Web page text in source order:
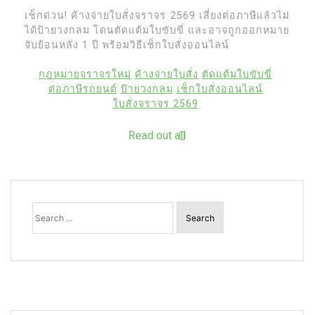
เช็กด่วน! ค้างจ่ายใบสั่งจราจร 2569 เสี่ยงต่อภาษีแล้วไม่
ได้ป้ายวงกลม โดนตัดแต้มใบขับขี่ และอาจถูกออกหมาย
จับย้อนหลัง 1 ปี พร้อมวิธีเช็กใบสั่งออนไลน์
กฎหมายจราจรใหม่ ค้างจ่ายใบสั่ง ตัดแต้มใบขับขี่
ต่อภาษีรถยนต์ ป้ายวงกลม เช็กใบสั่งออนไลน์
ใบสั่งจราจร 2569
Read out all
Search
for: